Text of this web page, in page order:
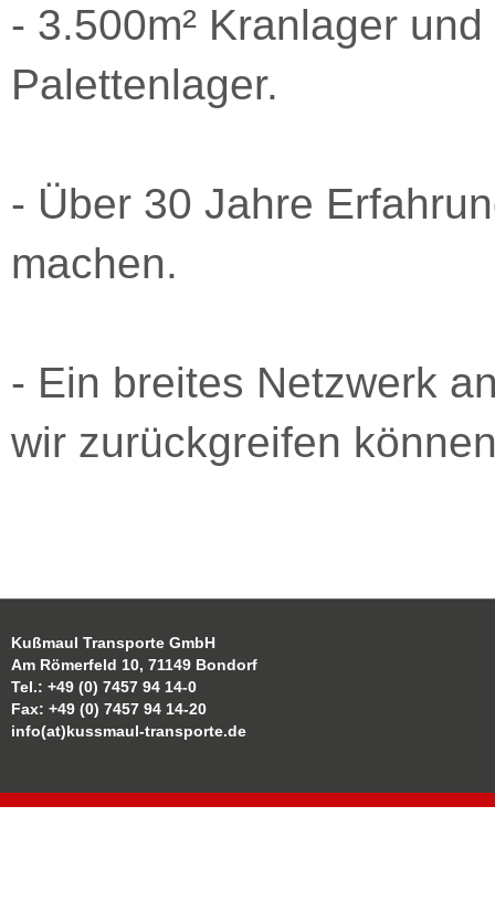
- 3.500m² Kranlager
Palettenlager.
- Über 30 Jahre
machen.
- Ein breites Netzwerk
wir zurückgreifen
Kußmaul Transporte GmbH
Am Römerfeld 10, 71149 Bondorf
Tel.: +49 (0) 7457 94 14-0
Fax: +49 (0) 7457 94 14-20
info(at)kussmaul-transporte.de